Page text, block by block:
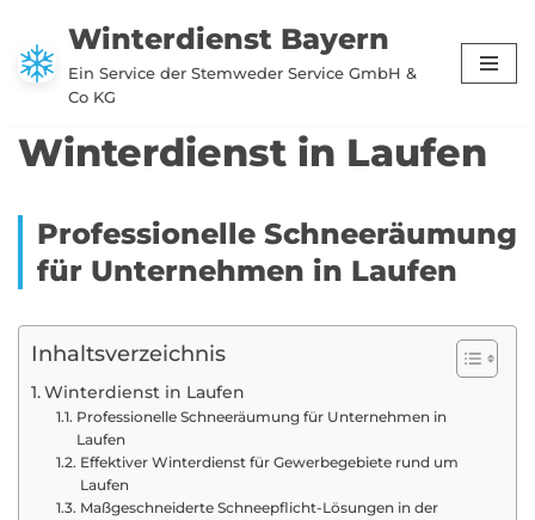
Zum
Inhalt
Winterdienst Bayern
Ein Service der Stemweder Service GmbH &
Co KG
Winterdienst in Laufen
Professionelle Schneeräumung
für Unternehmen in Laufen
Inhaltsverzeichnis
Winterdienst in Laufen
Professionelle Schneeräumung für Unternehmen in
Laufen
Effektiver Winterdienst für Gewerbegebiete rund um
Laufen
Maßgeschneiderte Schneepflicht-Lösungen in der